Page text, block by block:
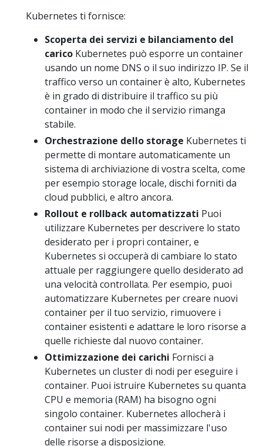
Kubernetes ti fornisce:
Scoperta dei servizi e bilanciamento del
carico Kubernetes può esporre un container
usando un nome DNS o il suo indirizzo IP. Se il
traffico verso un container è alto, Kubernetes
è in grado di distribuire il traffico su più
container in modo che il servizio rimanga
stabile.
Orchestrazione dello storage Kubernetes ti
permette di montare automaticamente un
sistema di archiviazione di vostra scelta, come
per esempio storage locale, dischi forniti da
cloud pubblici, e altro ancora.
Rollout e rollback automatizzati Puoi
utilizzare Kubernetes per descrivere lo stato
desiderato per i propri container, e
Kubernetes si occuperà di cambiare lo stato
attuale per raggiungere quello desiderato ad
una velocità controllata. Per esempio, puoi
automatizzare Kubernetes per creare nuovi
container per il tuo servizio, rimuovere i
container esistenti e adattare le loro risorse a
quelle richieste dal nuovo container.
Ottimizzazione dei carichi Fornisci a
Kubernetes un cluster di nodi per eseguire i
container. Puoi istruire Kubernetes su quanta
CPU e memoria (RAM) ha bisogno ogni
singolo container. Kubernetes allocherà i
container sui nodi per massimizzare l'uso
delle risorse a disposizione.